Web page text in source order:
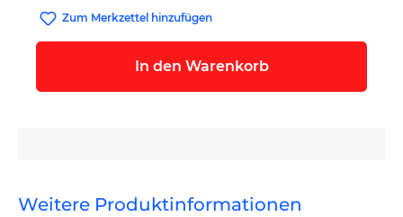
Zum Merkzettel hinzufügen
In den Warenkorb
Weitere Produktinformationen